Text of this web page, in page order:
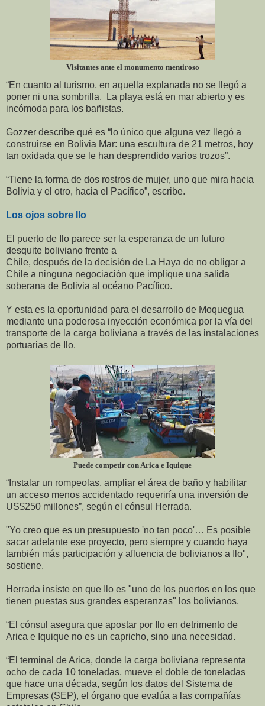
Visitantes ante el monumento mentiroso
“En cuanto al turismo, en aquella explanada no se llegó a
poner ni una sombrilla. La playa está en mar abierto y es
incómoda para los bañistas.
Gozzer describe qué es “lo único que alguna vez llegó a
construirse en Bolivia Mar: una escultura de 21 metros, hoy
tan oxidada que se le han desprendido varios trozos”.
“Tiene la forma de dos rostros de mujer, uno que mira hacia
Bolivia y el otro, hacia el Pacífico”, escribe.
Los ojos sobre Ilo
El puerto de Ilo parece ser la esperanza de un futuro
desquite boliviano frente a
Chile, después de la decisión de La Haya de no obligar a
Chile a ninguna negociación que implique una salida
soberana de Bolivia al océano Pacífico.
Y esta es la oportunidad para el desarrollo de Moquegua
mediante una poderosa inyección económica por la vía del
transporte de la carga boliviana a través de las instalaciones
portuarias de Ilo.
Puede competir con Arica e Iquique
“Instalar un rompeolas, ampliar el área de baño y habilitar
un acceso menos accidentado requeriría una inversión de
US$250 millones”, según el cónsul Herrada.
"Yo creo que es un presupuesto 'no tan poco'… Es posible
sacar adelante ese proyecto, pero siempre y cuando haya
también más participación y afluencia de bolivianos a Ilo",
sostiene.
Herrada insiste en que Ilo es "uno de los puertos en los que
tienen puestas sus grandes esperanzas" los bolivianos.
“El cónsul asegura que apostar por Ilo en detrimento de
Arica e Iquique no es un capricho, sino una necesidad.
“El terminal de Arica, donde la carga boliviana representa
ocho de cada 10 toneladas, mueve el doble de toneladas
que hace una década, según los datos del Sistema de
Empresas (SEP), el órgano que evalúa a las compañías